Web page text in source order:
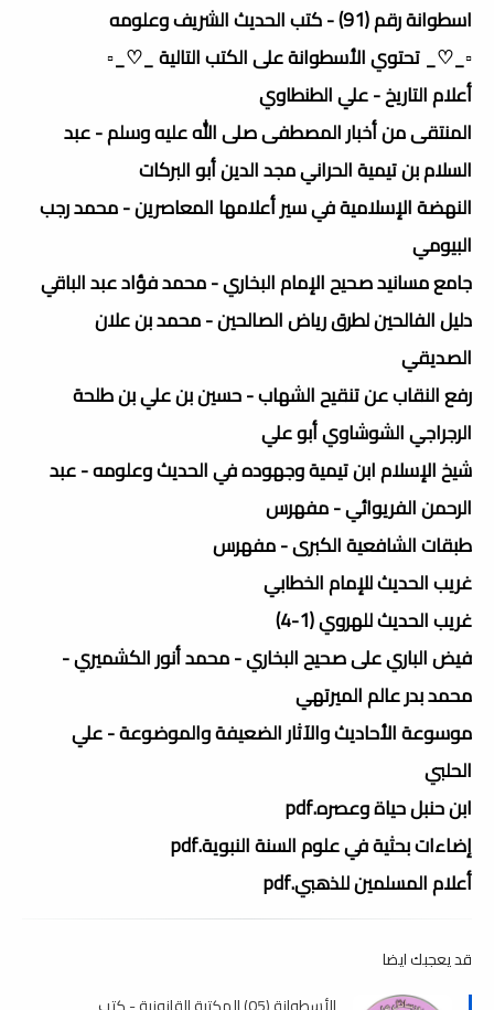
اسطوانة رقم (91) - كتب الحديث الشريف وعلومه
▫️_♡_ تحتوي الأسطوانة على الكتب التالية _♡_▫️
أعلام التاريخ - علي الطنطاوي
المنتقى من أخبار المصطفى صلى الله عليه وسلم - عبد
السلام بن تيمية الحراني مجد الدين أبو البركات
النهضة الإسلامية في سير أعلامها المعاصرين - محمد رجب
البيومي
جامع مسانيد صحيح الإمام البخاري - محمد فؤاد عبد الباقي
دليل الفالحين لطرق رياض الصالحين - محمد بن علان
الصديقي
رفع النقاب عن تنقيح الشهاب - حسين بن علي بن طلحة
الرجراجي الشوشاوي أبو علي
شيخ الإسلام ابن تيمية وجهوده في الحديث وعلومه - عبد
الرحمن الفريوائي - مفهرس
طبقات الشافعية الكبرى - مفهرس
غريب الحديث للإمام الخطابي
غريب الحديث للهروي (1-4)
فيض الباري على صحيح البخاري - محمد أنور الكشميري -
محمد بدر عالم الميرتهي
موسوعة الأحاديث والآثار الضعيفة والموضوعة - علي
الحلبي
ابن حنبل حياة وعصره.pdf
إضاءات بحثية في علوم السنة النبوية.pdf
أعلام المسلمين للذهبي.pdf
قد يعجبك ايضا